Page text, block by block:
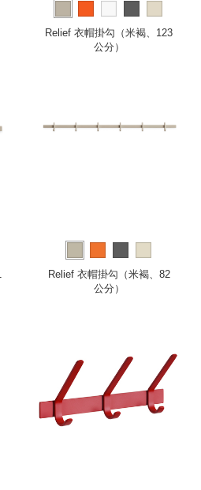
Relief 衣帽掛勾（米褐、123
公分）
Relief 衣帽掛勾（米褐、82
公分）